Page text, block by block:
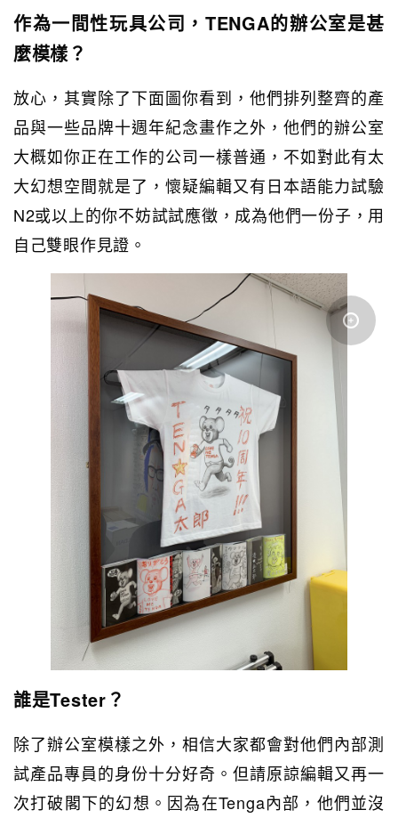
作為一間性玩具公司，TENGA的辦公室是甚
麼模樣？
放心，其實除了下面圖你看到，他們排列整齊的產
品與一些品牌十週年紀念畫作之外，他們的辦公室
大概如你正在工作的公司一樣普通，不如對此有太
大幻想空間就是了，懷疑編輯又有日本語能力試驗
N2或以上的你不妨試試應徵，成為他們一份子，用
自己雙眼作見證。
誰是Tester？
除了辦公室模樣之外，相信大家都會對他們內部測
試產品專員的身份十分好奇。但請原諒編輯又再一
次打破閣下的幻想。因為在Tenga內部，他們並沒